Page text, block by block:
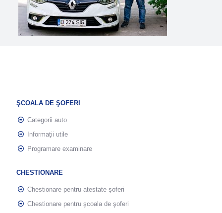
ŞCOALA DE ŞOFERI
Categorii auto
Informaţii utile
Programare examinare
CHESTIONARE
Chestionare pentru atestate şoferi
Chestionare pentru şcoala de şoferi